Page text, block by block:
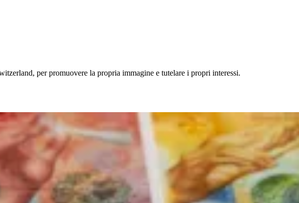
per promuovere la propria immagine e tutelare i propri interessi.